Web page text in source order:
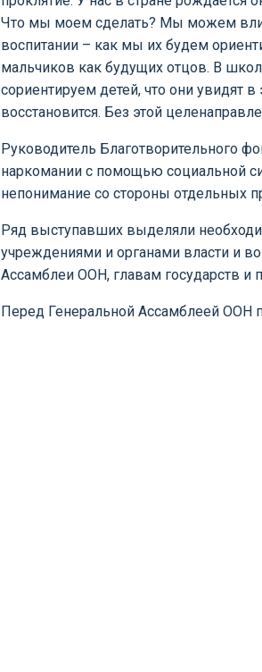
Что мы моем сделать? Мы можем
воспитании – как мы их будем
мальчиков как будущих отцов. В
сориентируем детей, что они увидят
восстановится. Без этой
Руководитель Благотворительного
наркомании с помощью социальной
непонимание со стороны отдельных
Ряд выступавших выделяли
учреждениями и органами власти и
Ассамблеи ООН, главам государств и
Перед Генеральной Ассамблеей ООН